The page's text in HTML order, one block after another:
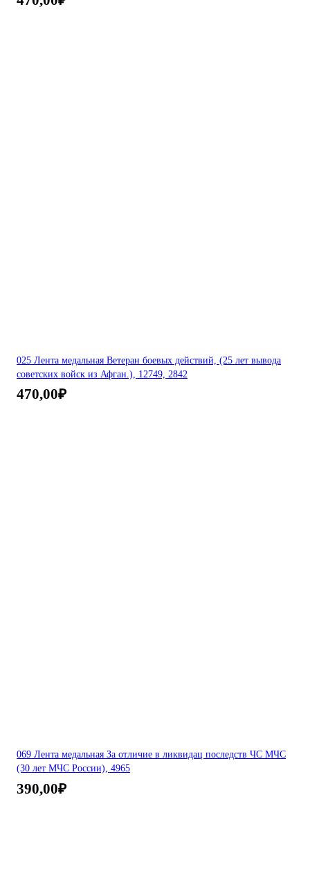
025 Лента медальная Ветеран боевых действий, (25 лет вывода
советских войск из Афган.), 12749, 2842
470,00₽
069 Лента медальная За отличие в ликвидац последств ЧС МЧС
(30 лет МЧС России), 4965
390,00₽